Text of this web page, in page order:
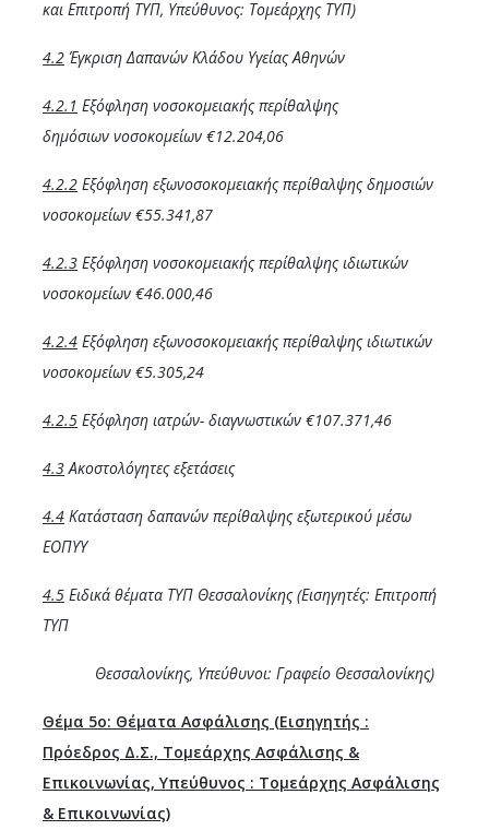
και Επιτροπή ΤΥΠ, Υπεύθυνος: Τομεάρχης ΤΥΠ)
4.2 Έγκριση Δαπανών Κλάδου Υγείας Αθηνών
4.2.1 Εξόφληση νοσοκομειακής περίθαλψης
δημόσιων νοσοκομείων €12.204,06
4.2.2 Εξόφληση εξωνοσοκομειακής περίθαλψης δημοσιών
νοσοκομείων €55.341,87
4.2.3 Εξόφληση νοσοκομειακής περίθαλψης ιδιωτικών
νοσοκομείων €46.000,46
4.2.4 Εξόφληση εξωνοσοκομειακής περίθαλψης ιδιωτικών
νοσοκομείων €5.305,24
4.2.5 Εξόφληση ιατρών- διαγνωστικών €107.371,46
4.3Ακοστολόγητες εξετάσεις
4.4 Κατάσταση δαπανών περίθαλψης εξωτερικού μέσω
ΕΟΠΥΥ
4.5 Ειδικά θέματα ΤΥΠ Θεσσαλονίκης (Εισηγητές: Επιτροπή
ΤΥΠ
Θεσσαλονίκης, Υπεύθυνοι: Γραφείο Θεσσαλονίκης)
Θέμα 5ο: Θέματα Ασφάλισης (Εισηγητής :
Πρόεδρος Δ.Σ., Τομεάρχης Ασφάλισης &
Επικοινωνίας, Υπεύθυνος : Τομεάρχης Ασφάλισης
& Επικοινωνίας)